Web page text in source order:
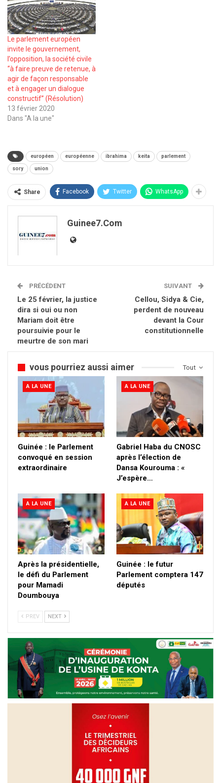
Le parlement européen
invite le gouvernement,
l’opposition, la société civile
‘‘à faire preuve de retenue, à
agir de façon responsable
et à engager un dialogue
constructif’’ (Résolution)
13 février 2020
Dans "A la une"
européen européenne ibrahima keita parlement
sory union
Share Facebook Twitter WhatsApp
Guinee7.com
PRÉCÉDENT
Le 25 février, la justice
dira si oui ou non
Mariam doit être
poursuivie pour le
meurtre de son mari
SUIVANT
Cellou, Sidya & Cie,
perdent de nouveau
devant la Cour
constitutionnelle
Tout
vous pourriez aussi aimer
A LA UNE
Guinée : le Parlement
convoqué en session
extraordinaire
A LA UNE
Gabriel Haba du CNOSC
après l’élection de
Dansa Kourouma : «
J’espère…
A LA UNE
Après la présidentielle,
le défi du Parlement
pour Mamadi
Doumbouya
A LA UNE
Guinée : le futur
Parlement comptera 147
députés
PREV NEXT